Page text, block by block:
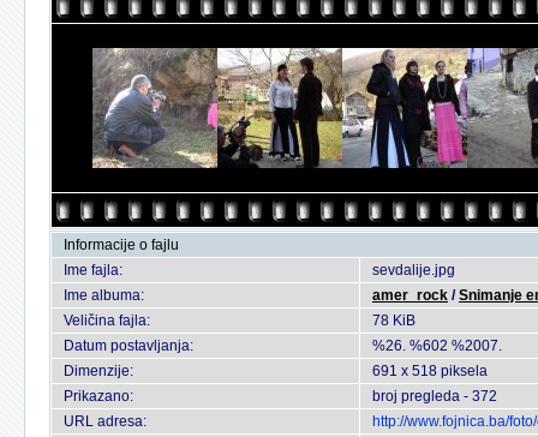
Informacije o fajlu
Ime fajla:
sevdalije.jpg
Ime albuma:
amer_rock /Snimanje
Veličina fajla:
78 KiB
Datum postavljanja:
%26. %602 %2007.
Dimenzije:
691 x 518 piksela
Prikazano:
broj pregleda - 372
URL adresa:
http://www.fojnica.ba/